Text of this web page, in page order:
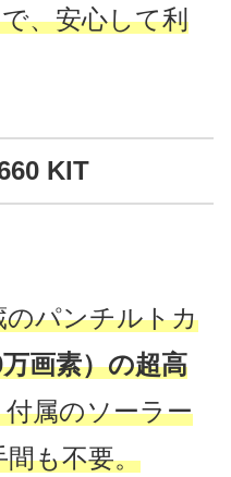
、安心して利
KIT
パンチルトカ
画素）の超高
属のソーラー
も不要。